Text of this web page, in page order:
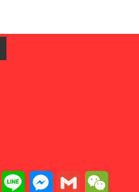
TelegramLine Messenger
Gmail